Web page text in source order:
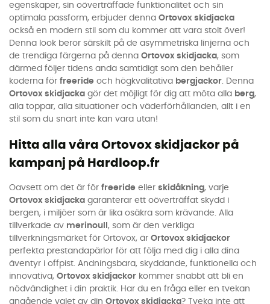
egenskaper, sin oöverträffade funktionalitet och sin
optimala passform, erbjuder denna Ortovox skidjacka
också en modern stil som du kommer att vara stolt över!
Denna look beror särskilt på de asymmetriska linjerna och
de trendiga färgerna på denna Ortovox skidjacka, som
därmed följer tidens anda samtidigt som den behåller
koderna för freeride och högkvalitativa bergjackor. Denna
Ortovox skidjacka gör det möjligt för dig att möta alla berg,
alla toppar, alla situationer och väderförhållanden, allt i en
stil som du snart inte kan vara utan!
Hitta alla våra Ortovox skidjackor på
kampanj på Hardloop.fr
Oavsett om det är för freeride eller skidåkning, varje
Ortovox skidjacka garanterar ett oöverträffat skydd i
bergen, i miljöer som är lika osäkra som krävande. Alla
tillverkade av merinoull , som är den verkliga
tillverkningsmärket för Ortovox, är Ortovox skidjackor
perfekta prestandapärlor för att följa med dig i alla dina
äventyr i offpist. Andningsbara, skyddande, funktionella och
innovativa, Ortovox skidjackor kommer snabbt att bli en
nödvändighet i din praktik. Har du en fråga eller en tvekan
angående valet av din Ortovox skidjacka? Tveka inte att